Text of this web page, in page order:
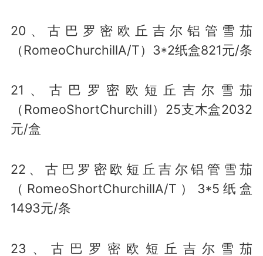
20、古巴罗密欧丘吉尔铝管雪茄
（RomeoChurchillA/T）3*2纸盒821元/条
21、古巴罗密欧短丘吉尔雪茄
（RomeoShortChurchill）25支木盒2032
元/盒
22、古巴罗密欧短丘吉尔铝管雪茄
（RomeoShortChurchillA/T）3*5纸盒
1493元/条
23、古巴罗密欧短丘吉尔雪茄